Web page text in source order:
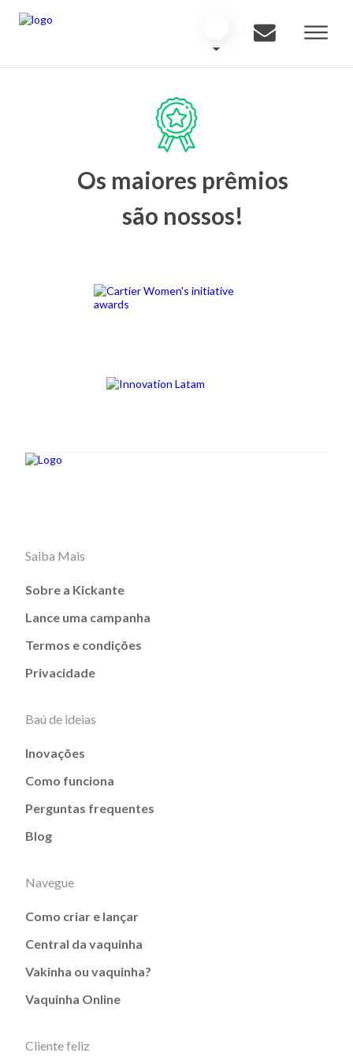
Os maiores prêmios
são nossos!
Saiba Mais
Sobre a Kickante
Lance uma campanha
Termos e condições
Privacidade
Baú de ideias
Inovações
Como funciona
Perguntas frequentes
Blog
Navegue
Como criar e lançar
Central da vaquinha
Vakinha ou vaquinha?
Vaquinha Online
Cliente feliz